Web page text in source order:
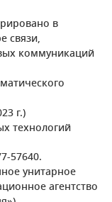
в
связи,
коммуникаций
г.)
технологий
57640.
унитарное
агентство